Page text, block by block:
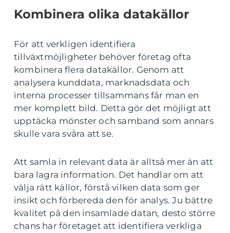
Kombinera olika datakällor
För att verkligen identifiera
tillväxtmöjligheter behöver företag ofta
kombinera flera datakällor. Genom att
analysera kunddata, marknadsdata och
interna processer tillsammans får man en
mer komplett bild. Detta gör det möjligt att
upptäcka mönster och samband som annars
skulle vara svåra att se.
Att samla in relevant data är alltså mer än att
bara lagra information. Det handlar om att
välja rätt källor, förstå vilken data som ger
insikt och förbereda den för analys. Ju bättre
kvalitet på den insamlade datan, desto större
chans har företaget att identifiera verkliga